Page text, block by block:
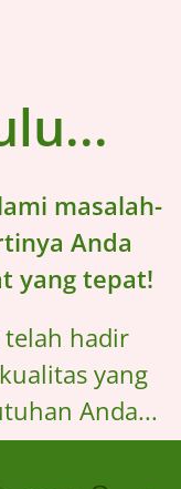
masalah-
Anda
yang tepat!
telah hadir
yang
Anda...